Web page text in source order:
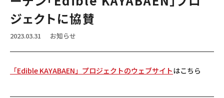
ジェクトに協賛
2023.03.31 お知らせ
「Edible KAYABAEN」プロジェクトのウェブサイトはこちら